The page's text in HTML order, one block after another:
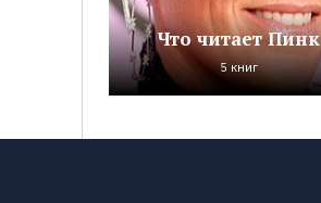
Что читает Пинк
5 книг